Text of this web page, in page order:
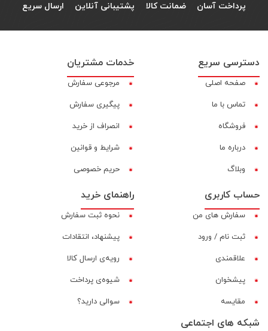
پرداخت آسان ضمانت کالا پشتیبانی آنلاین ارسال سریع
دسترسی سریع
صفحه اصلی
تماس با ما
فروشگاه
درباره ما
وبلاگ
خدمات مشتریان
مرجوعی سفارش
پیگیری سفارش
انصراف از خرید
شرایط و قوانین
حریم خصوصی
حساب کاربری
سفارش های من
ثبت نام / ورود
علاقمندی
پیشخوان
مقایسه‌
راهنمای خرید
نحوه ثبت سفارش
پیشنهاد، انتقادات
رویه‌ی ارسال کالا
شیوه‌ی پرداخت
سوالی دارید؟
شبکه های اجتماعی